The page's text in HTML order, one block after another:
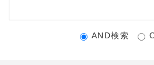
AND検索